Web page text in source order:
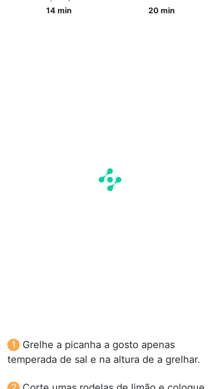
14 min
20 min
Grelhe a picanha a gosto apenas
temperada de sal e na altura de a grelhar.